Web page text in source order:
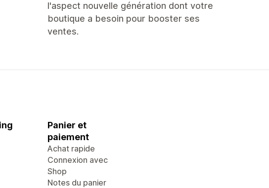
l'aspect nouvelle génération dont votre
boutique a besoin pour booster ses
ventes.
Panier et
paiement
Achat rapide
Connexion avec
Shop
Notes du panier